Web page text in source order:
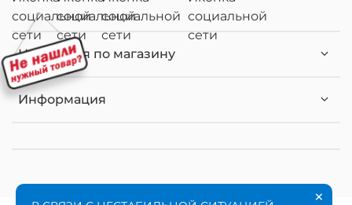
Навигация по магазину
Информация
×